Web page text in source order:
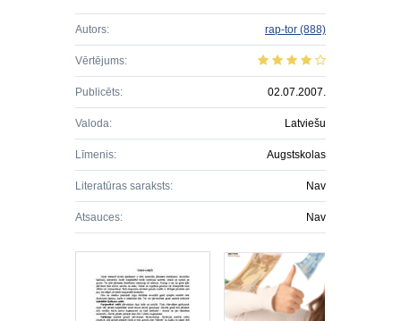
Autors: rap-tor (888)
Vērtējums:
Publicēts: 02.07.2007.
Valoda: Latviešu
Līmenis: Augstskolas
Literatūras saraksts: Nav
Atsauces: Nav